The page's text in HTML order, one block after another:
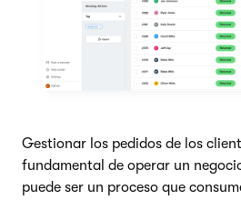
Gestionar los pedidos de los
fundamental de operar un
puede ser un proceso que